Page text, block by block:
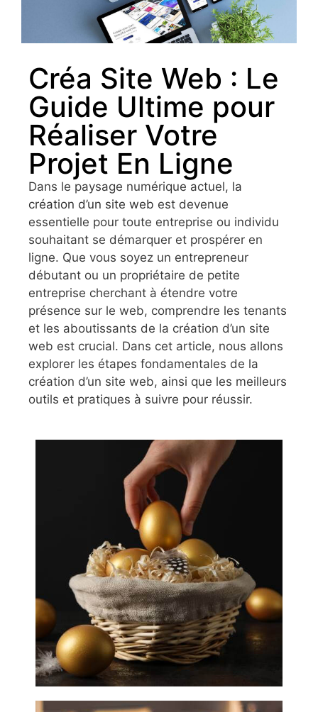
Créa Site Web : Le
Guide Ultime pour
Réaliser Votre
Projet En Ligne
Dans le paysage numérique actuel, la
création d’un site web est devenue
essentielle pour toute entreprise ou individu
souhaitant se démarquer et prospérer en
ligne. Que vous soyez un entrepreneur
débutant ou un propriétaire de petite
entreprise cherchant à étendre votre
présence sur le web, comprendre les tenants
et les aboutissants de la création d’un site
web est crucial. Dans cet article, nous allons
explorer les étapes fondamentales de la
création d’un site web, ainsi que les meilleurs
outils et pratiques à suivre pour réussir.